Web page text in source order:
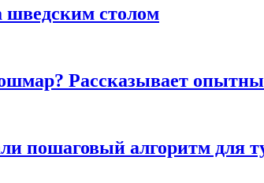
шведским столом
Рассказывает
пошаговый алгоритм для